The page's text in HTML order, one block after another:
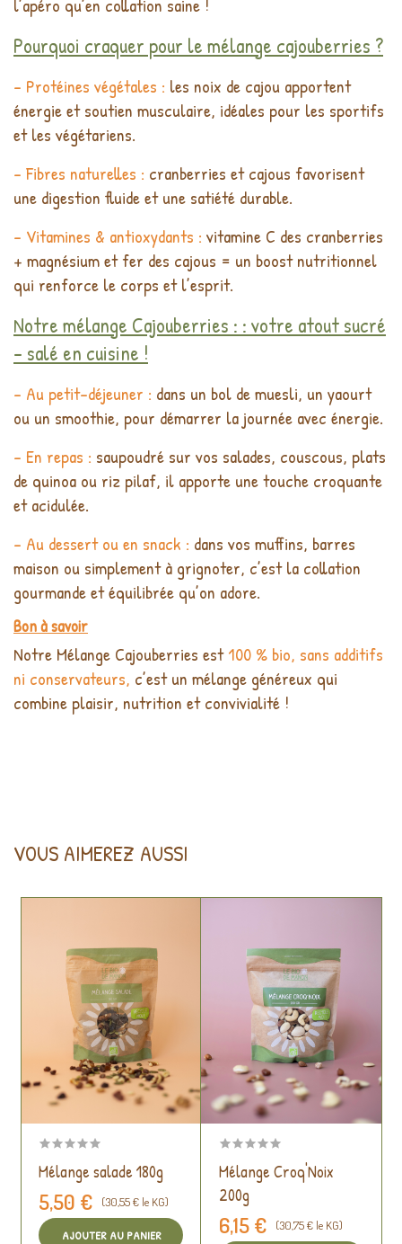
Pourquoi craquer pour le mélange cajouberries ?
- Protéines végétales : les noix de cajou apportent
énergie et soutien musculaire, idéales pour les sportifs
et les végétariens.
- Fibres naturelles : cranberries et cajous favorisent
une digestion fluide et une satiété durable.
- Vitamines & antioxydants : vitamine C des cranberries
+ magnésium et fer des cajous = un boost nutritionnel
qui renforce le corps et l’esprit.
Notre mélange Cajouberries : : votre atout sucré
- salé en cuisine !
- Au petit-déjeuner : dans un bol de muesli, un yaourt
ou un smoothie, pour démarrer la journée avec énergie.
- En repas : saupoudré sur vos salades, couscous, plats
de quinoa ou riz pilaf, il apporte une touche croquante
et acidulée.
- Au dessert ou en snack : dans vos muffins, barres
maison ou simplement à grignoter, c’est la collation
gourmande et équilibrée qu’on adore.
Bon à savoir
Notre Mélange Cajouberries est100 % bio, sans additifs
ni conservateurs, c’est un mélange généreux qui
combine plaisir, nutrition et convivialité !
VOUS AIMEREZ AUSSI
Mélange salade 180g
5,50 € (30,55 € le KG)
AJOUTER AU PANIER
Mélange Croq'Noix
200g
6,15 € (30,75 € le KG)